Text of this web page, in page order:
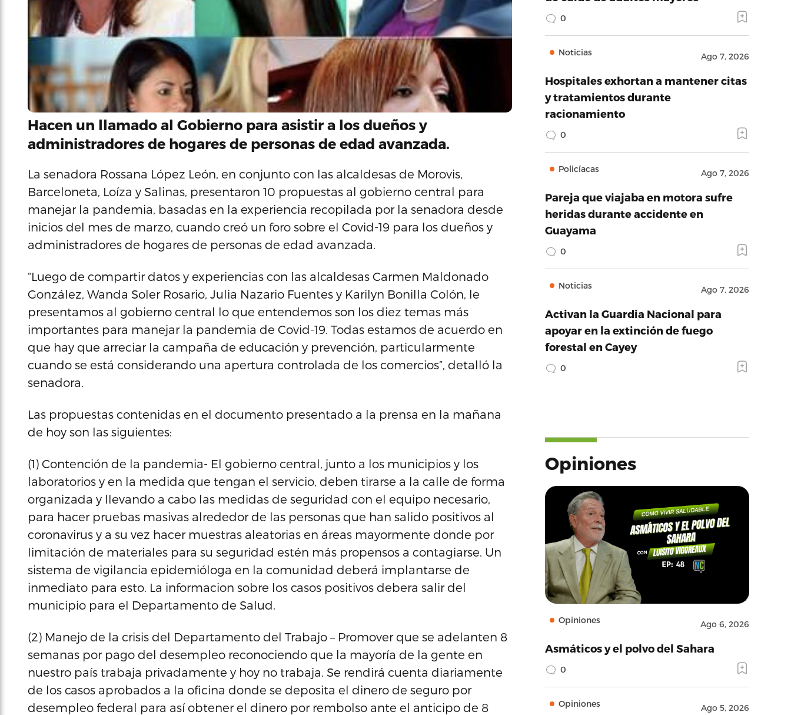
Hacen un llamado al Gobierno para asistir a los dueños y
administradores de hogares de personas de edad avanzada.
La senadora Rossana López León, en conjunto con las alcaldesas de Morovis,
Barceloneta, Loíza y Salinas, presentaron 10 propuestas al gobierno central para
manejar la pandemia, basadas en la experiencia recopilada por la senadora desde
inicios del mes de marzo, cuando creó un foro sobre el Covid-19 para los dueños y
administradores de hogares de personas de edad avanzada.
“Luego de compartir datos y experiencias con las alcaldesas Carmen Maldonado
González, Wanda Soler Rosario, Julia Nazario Fuentes y Karilyn Bonilla Colón, le
presentamos al gobierno central lo que entendemos son los diez temas más
importantes para manejar la pandemia de Covid-19. Todas estamos de acuerdo en
que hay que arreciar la campaña de educación y prevención, particularmente
cuando se está considerando una apertura controlada de los comercios”, detalló la
senadora.
Las propuestas contenidas en el documento presentado a la prensa en la mañana
de hoy son las siguientes:
(1) Contención de la pandemia- El gobierno central, junto a los municipios y los
laboratorios y en la medida que tengan el servicio, deben tirarse a la calle de forma
organizada y llevando a cabo las medidas de seguridad con el equipo necesario,
para hacer pruebas masivas alrededor de las personas que han salido positivos al
coronavirus y a su vez hacer muestras aleatorias en áreas mayormente donde por
limitación de materiales para su seguridad estén más propensos a contagiarse. Un
sistema de vigilancia epidemióloga en la comunidad deberá implantarse de
inmediato para esto. La informacion sobre los casos positivos debera salir del
municipio para el Departamento de Salud.
(2) Manejo de la crisis del Departamento del Trabajo – Promover que se adelanten 8
semanas por pago del desempleo reconociendo que la mayoría de la gente en
nuestro país trabaja privadamente y hoy no trabaja. Se rendirá cuenta diariamente
de los casos aprobados a la oficina donde se deposita el dinero de seguro por
desempleo federal para así obtener el dinero por rembolso ante el anticipo de 8
0
Noticias Ago 7, 2026
Hospitales exhortan a mantener citas
y tratamientos durante
racionamiento
0
Policíacas Ago 7, 2026
Pareja que viajaba en motora sufre
heridas durante accidente en
Guayama
0
Noticias Ago 7, 2026
Activan la Guardia Nacional para
apoyar en la extinción de fuego
forestal en Cayey
0
Opiniones
Opiniones Ago 6, 2026
Asmáticos y el polvo del Sahara
0
Opiniones Ago 5, 2026